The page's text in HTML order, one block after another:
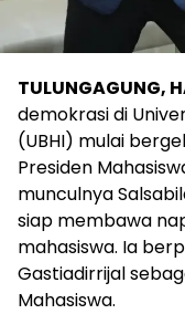
TULUNGAGUNG,
demokrasi di
(UBHI) mulai
Presiden
munculnya
siap membawa
mahasiswa. Ia
Gastiadirrijal
Mahasiswa.